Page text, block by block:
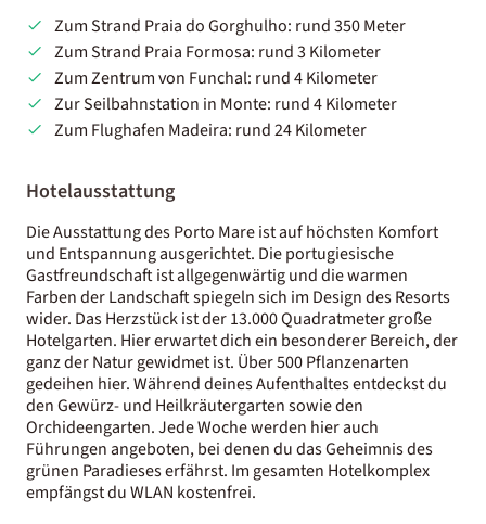
Zum Strand Praia do Gorghulho: rund 350 Meter
Zum Strand Praia Formosa: rund 3 Kilometer
Zum Zentrum von Funchal: rund 4 Kilometer
Zur Seilbahnstation in Monte: rund 4 Kilometer
Zum Flughafen Madeira: rund 24 Kilometer
Hotelausstattung
Die Ausstattung des Porto Mare ist auf höchsten Komfort
und Entspannung ausgerichtet. Die portugiesische
Gastfreundschaft ist allgegenwärtig und die warmen
Farben der Landschaft spiegeln sich im Design des Resorts
wider. Das Herzstück ist der 13.000 Quadratmeter große
Hotelgarten. Hier erwartet dich ein besonderer Bereich, der
ganz der Natur gewidmet ist. Über 500 Pflanzenarten
gedeihen hier. Während deines Aufenthaltes entdeckst du
den Gewürz- und Heilkräutergarten sowie den
Orchideengarten. Jede Woche werden hier auch
Führungen angeboten, bei denen du das Geheimnis des
grünen Paradieses erfährst. Im gesamten Hotelkomplex
empfängst du WLAN kostenfrei.